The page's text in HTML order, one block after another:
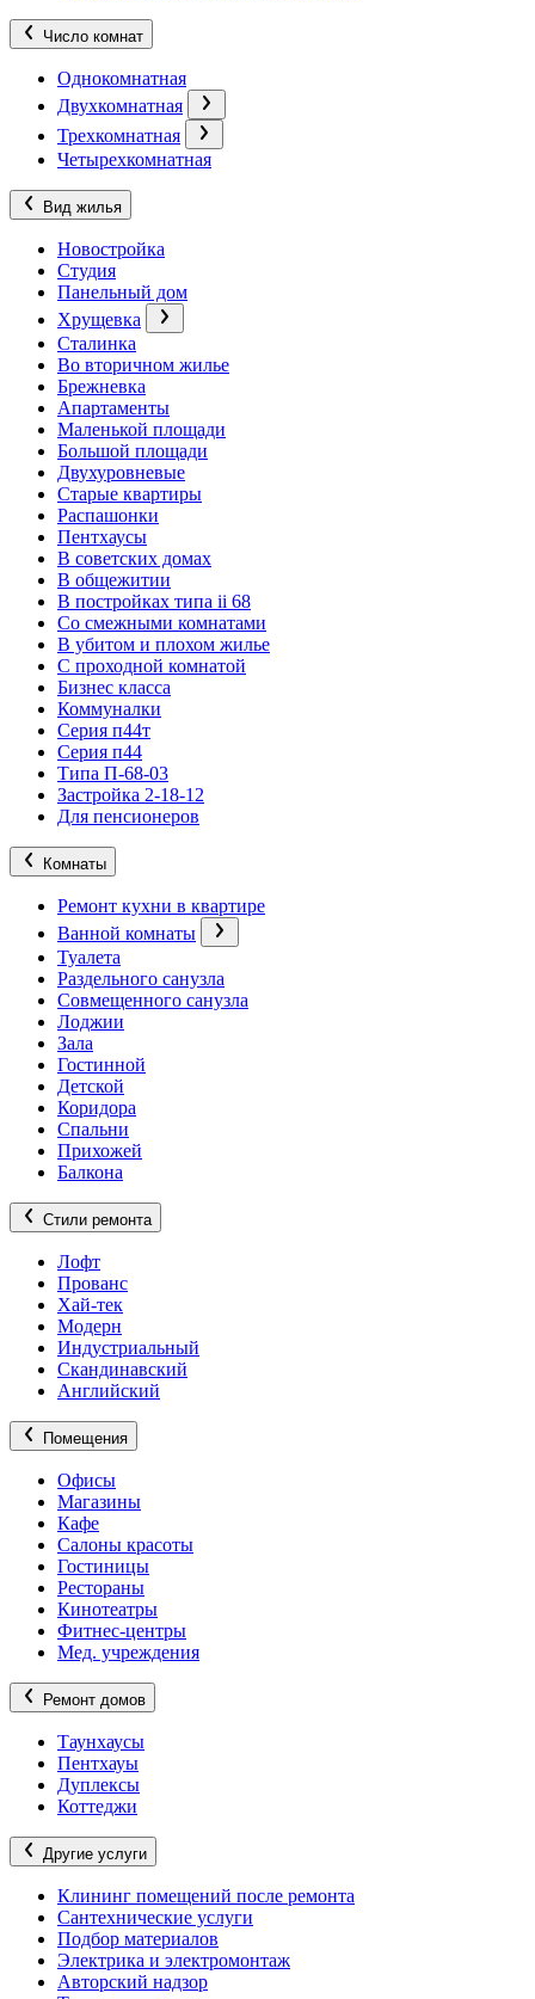
Число комнат
Однокомнатная
Двухкомнатная
Трехкомнатная
Четырехкомнатная
Вид жилья
Новостройка
Студия
Панельный дом
Хрущевка
Сталинка
Во вторичном жилье
Брежневка
Апартаменты
Маленькой площади
Большой площади
Двухуровневые
Старые квартиры
Распашонки
Пентхаусы
В советских домах
В общежитии
В постройках типа ii 68
Со смежными комнатами
В убитом и плохом жилье
С проходной комнатой
Бизнес класса
Коммуналки
Серия п44т
Серия п44
Типа П-68-03
Застройка 2-18-12
Для пенсионеров
Комнаты
Ремонт кухни в квартире
Ванной комнаты
Туалета
Раздельного санузла
Совмещенного санузла
Лоджии
Зала
Гостинной
Детской
Коридора
Спальни
Прихожей
Балкона
Стили ремонта
Лофт
Прованс
Хай-тек
Модерн
Индустриальный
Скандинавский
Английский
Помещения
Офисы
Магазины
Кафе
Салоны красоты
Гостиницы
Рестораны
Кинотеатры
Фитнес-центры
Мед. учреждения
Ремонт домов
Таунхаусы
Пентхауы
Дуплексы
Коттеджи
Другие услуги
Клининг помещений после ремонта
Сантехнические услуги
Подбор материалов
Электрика и электромонтаж
Авторский надзор